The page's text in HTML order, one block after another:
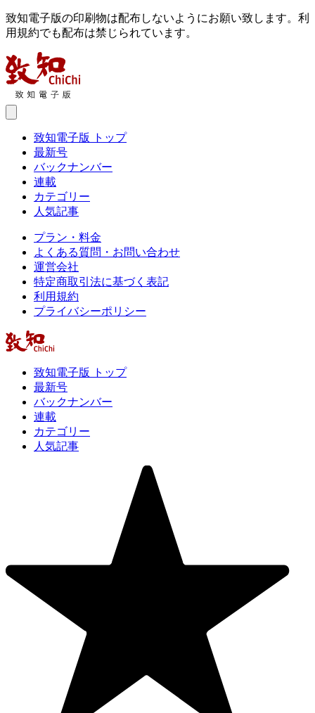
致知電子版の印刷物は配布しないようにお願い致します。利
用規約でも配布は禁じられています。
致知電子版 トップ
最新号
バックナンバー
連載
カテゴリー
人気記事
プラン・料金
よくある質問・お問い合わせ
運営会社
特定商取引法に基づく表記
利用規約
プライバシーポリシー
致知電子版 トップ
最新号
バックナンバー
連載
カテゴリー
人気記事